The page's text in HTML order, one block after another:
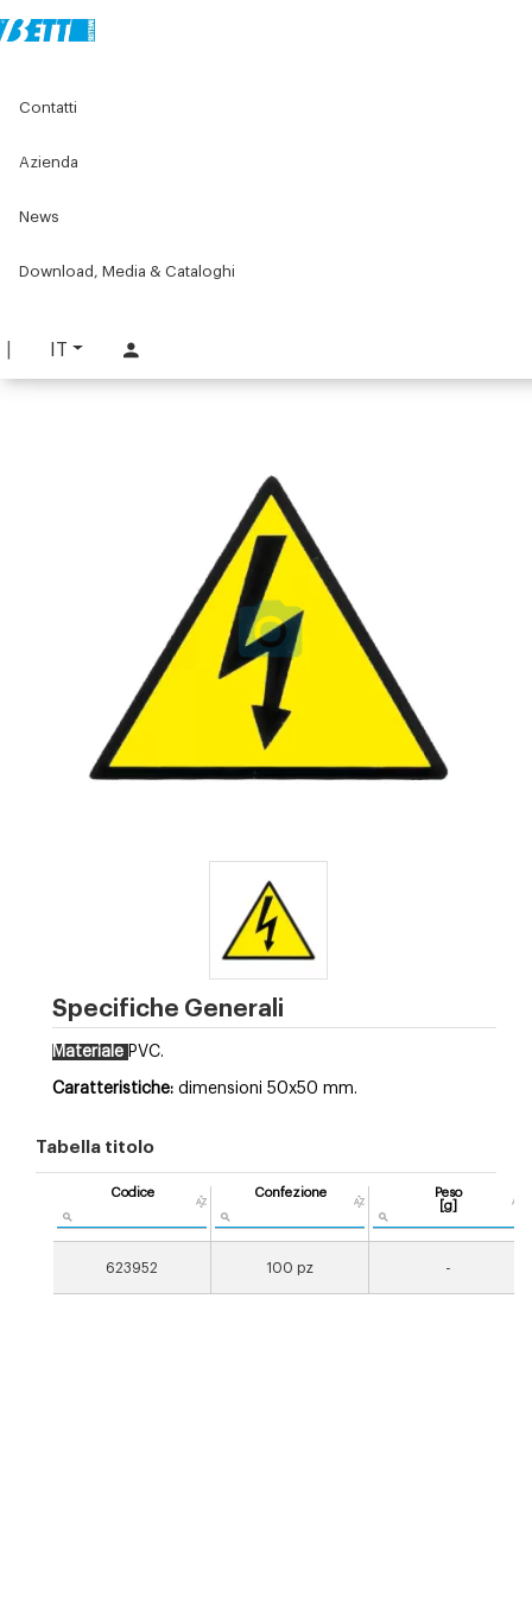
IT
Contatti
Azienda
News
Download, Media & Cataloghi
Segnaletica
PART. 1430
Specifiche Generali
Materiale PVC.
Caratteristiche: dimensioni 50x50 mm.
Tabella titolo
Codice Confezione
Peso
[g]
623952 100 pz -